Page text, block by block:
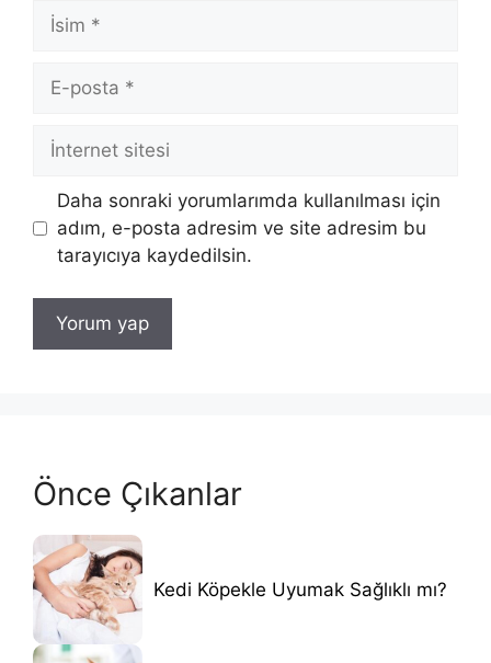
İsim
posta
İnternet
Daha sonraki yorumlarımda kullanılması için
adım, e-posta adresim ve site adresim bu
tarayıcıya kaydedilsin.
Önce Çıkanlar
Kedi Köpekle Uyumak Sağlıklı mı?